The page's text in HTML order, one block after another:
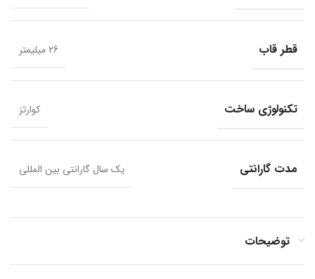
قطر قاب 26 میلیمتر
تکنولوژی ساخت کوارتز
مدت گارانتی یک سال گارانتی بین المللی
توضیحات